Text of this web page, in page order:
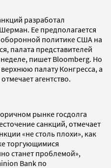
разработал
Ее предполагается
политике США на
палата представителей
пишет Bloomberg. Но
палату Конгресса, а
агентство.
рынке госдолга
санкций, отмечает
«не столь плохи», как
торгующимися
станет проблемой»,
Bank по